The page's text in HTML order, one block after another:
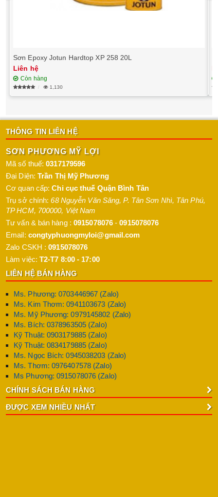
Sơn Epoxy Jotun Hardtop XP 258 20L
Liên hệ
Còn hàng
1,130
THÔNG TIN LIÊN HỆ
SƠN PHƯƠNG MỸ LỢI
Mã số thuế:0317179596
Đại Diện: Trần Thị Mỹ Phương
Cơ quan cấp:Chi cục thuế Quận Bình Tân
Trụ sở chính:68 Nguyễn Văn Săng, P. Tân Sơn Nhì, Tân Phú,
TP HCM, 700000, Việt Nam
Tư vấn & bán hàng : 0915078076 -0915078076
Email: congtyphuongmyloi@gmail.com
Zalo CSKH :0915078076
Làm việc: T2-T7 8:00 - 17:00
LIÊN HỆ BÁN HÀNG
Ms. Phương: 0703446967 (Zalo)
Ms. Kim Thơm: 0941103673 (Zalo)
Ms. Mỹ Phương: 0979145802 (Zalo)
Ms. Bích: 0378963505 (Zalo)
Kỹ Thuật: 0903179885 (Zalo)
Kỹ Thuật: 0834179885 (Zalo)
Ms. Ngọc Bích: 0945038203 (Zalo)
Ms. Thơm: 0976407578 (Zalo)
Ms Phương: 0915078076 (Zalo)
CHÍNH SÁCH BÁN HÀNG
ĐƯỢC XEM NHIỀU NHẤT